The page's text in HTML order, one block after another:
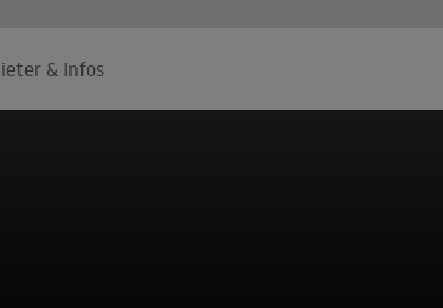
& Infos